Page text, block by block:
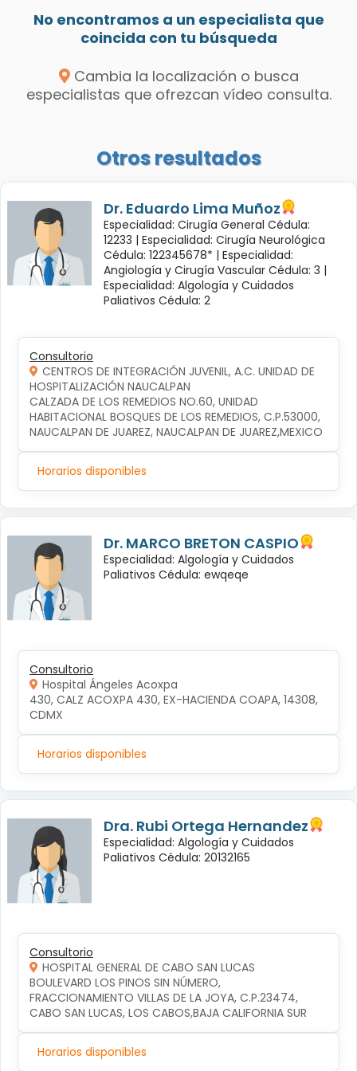
No encontramos a un especialista que
coincida con tu búsqueda
Cambia la localización o busca
especialistas que ofrezcan vídeo consulta.
Otros resultados
Dr. Eduardo Lima Muñoz
Especialidad: Cirugía General Cédula:
12233 | Especialidad: Cirugía Neurológica
Cédula: 122345678* | Especialidad:
Angiología y Cirugía Vascular Cédula: 3 |
Especialidad: Algología y Cuidados
Paliativos Cédula: 2
Consultorio
CENTROS DE INTEGRACIÓN JUVENIL, A.C. UNIDAD DE
HOSPITALIZACIÓN NAUCALPAN
CALZADA DE LOS REMEDIOS NO.60, UNIDAD
HABITACIONAL BOSQUES DE LOS REMEDIOS, C.P.53000,
NAUCALPAN DE JUAREZ, NAUCALPAN DE JUAREZ,MEXICO
Horarios disponibles
Dr. MARCO BRETON CASPIO
Especialidad: Algología y Cuidados
Paliativos Cédula: ewqeqe
Consultorio
Hospital Ángeles Acoxpa
430, CALZ ACOXPA 430, EX-HACIENDA COAPA, 14308,
CDMX
Horarios disponibles
Dra. Rubi Ortega Hernandez
Especialidad: Algología y Cuidados
Paliativos Cédula: 20132165
Consultorio
HOSPITAL GENERAL DE CABO SAN LUCAS
BOULEVARD LOS PINOS SIN NÚMERO,
FRACCIONAMIENTO VILLAS DE LA JOYA, C.P.23474,
CABO SAN LUCAS, LOS CABOS,BAJA CALIFORNIA SUR
Horarios disponibles